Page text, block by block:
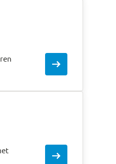
arrow_right_alt
arrow_right_alt